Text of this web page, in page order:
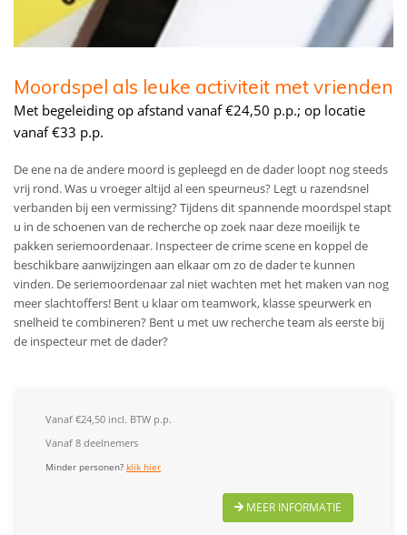
Moordspel als leuke activiteit met vrienden
Met begeleiding op afstand vanaf €24,50 p.p.; op locatie
vanaf €33 p.p.
De ene na de andere moord is gepleegd en de dader loopt nog steeds
vrij rond. Was u vroeger altijd al een speurneus? Legt u razendsnel
verbanden bij een vermissing? Tijdens dit spannende moordspel stapt
u in de schoenen van de recherche op zoek naar deze moeilijk te
pakken seriemoordenaar. Inspecteer de crime scene en koppel de
beschikbare aanwijzingen aan elkaar om zo de dader te kunnen
vinden. De seriemoordenaar zal niet wachten met het maken van nog
meer slachtoffers! Bent u klaar om teamwork, klasse speurwerk en
snelheid te combineren? Bent u met uw recherche team als eerste bij
de inspecteur met de dader?
Vanaf €24,50 incl. BTW p.p.
Vanaf 8 deelnemers
Minder personen?klik hier
MEER INFORMATIE